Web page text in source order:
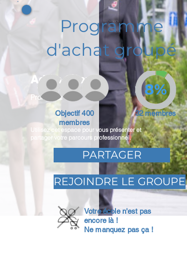
Adam Caar
Promoteur
Utilisez cet espace pour vous présenter et
partager votre parcours professionnel.
Programme
d'achat groupé
Objectif 400
membres
32 membres
8%
PARTAGER
REJOINDRE LE GROUPE
Votre école n'est pas
encore là !
Ne manquez pas ça !